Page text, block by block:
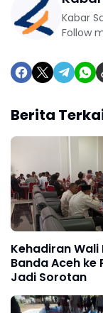
Kabar
Follow
Berita
Kehadiran Wali
Banda Aceh ke
Jadi Sorotan